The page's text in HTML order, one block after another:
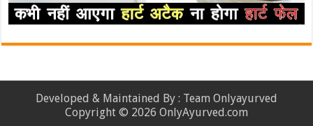
Developed & Maintained By : Team Onlyayurved
Copyright © 2026 OnlyAyurved.com